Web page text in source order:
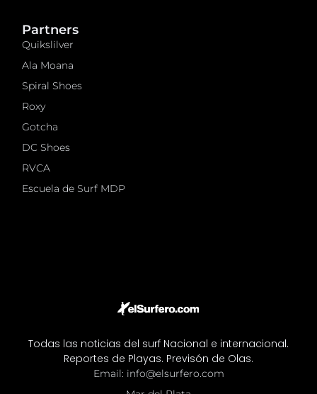
Todas las noticias del surf Nacional e internacional.
Reportes de Playas. Previsón de Olas.
Email: info@elsurfero.com
Partners
Quikslilver
Ala Moana
Spiral Shoes
Roxy
Gotcha
DC Shoes
RVCA
Escuela de Surf MDP